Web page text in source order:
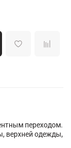
переходом.
верхней одежды,